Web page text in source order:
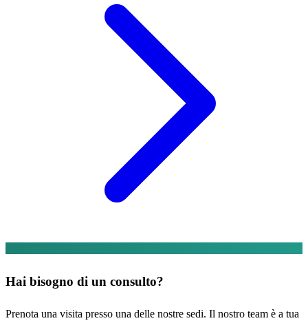
Hai bisogno di un consulto?
Prenota una visita presso una delle nostre sedi. Il nostro team è a tua